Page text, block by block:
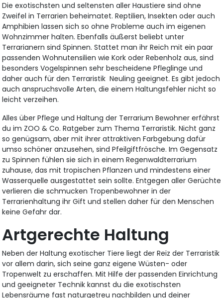
Die exotischsten und seltensten aller Haustiere sind ohne
Zweifel in Terrarien beheimatet. Reptilien, Insekten oder auch
Amphibien lassen sich so ohne Probleme auch im eigenen
Wohnzimmer halten. Ebenfalls äußerst beliebt unter
Terrarianern sind Spinnen. Stattet man ihr Reich mit ein paar
passenden Wohnutensilien wie Kork oder Rebenholz aus, sind
besonders Vogelspinnen sehr bescheidene Pfleglinge und
daher auch für den Terraristik Neuling geeignet. Es gibt jedoch
auch anspruchsvolle Arten, die einem Haltungsfehler nicht so
leicht verzeihen.
Alles über Pflege und Haltung der Terrarium Bewohner erfährst
du im ZOO & Co. Ratgeber zum Thema Terraristik. Nicht ganz
so genügsam, aber mit ihrer attraktiven Farbgebung dafür
umso schöner anzusehen, sind Pfeilgiftfrösche. Im Gegensatz
zu Spinnen fühlen sie sich in einem Regenwaldterrarium
zuhause, das mit tropischen Pflanzen und mindestens einer
Wasserquelle ausgestattet sein sollte. Entgegen aller Gerüchte
verlieren die schmucken Tropenbewohner in der
Terrarienhaltung ihr Gift und stellen daher für den Menschen
keine Gefahr dar.
Artgerechte Haltung
Neben der Haltung exotischer Tiere liegt der Reiz der Terraristik
vor allem darin, sich seine ganz eigene Wüsten- oder
Tropenwelt zu erschaffen. Mit Hilfe der passenden Einrichtung
und geeigneter Technik kannst du die exotischsten
Lebensräume fast naturgetreu nachbilden und deiner